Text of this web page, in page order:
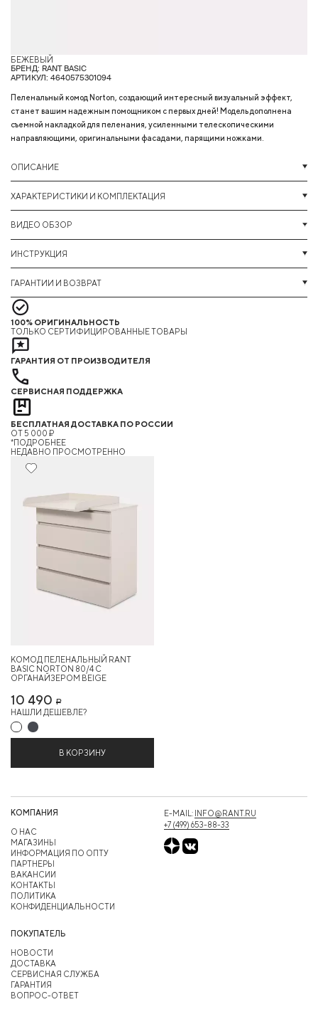
БЕЖЕВЫЙ
БРЕНД: RANT BASIC
АРТИКУЛ: 4640575301094
Пеленальный комод Norton, создающий интересный визуальный эффект,
станет вашим надежным помощником с первых дней! Модель дополнена
съемной накладкой для пеленания, усиленными телескопическими
направляющими, оригинальными фасадами, парящими ножками.
ОПИСАНИЕ
ХАРАКТЕРИСТИКИ И КОМПЛЕКТАЦИЯ
ВИДЕО ОБЗОР
ИНСТРУКЦИЯ
ГАРАНТИИ И ВОЗВРАТ
100% ОРИГИНАЛЬНОСТЬ
ТОЛЬКО СЕРТИФИЦИРОВАННЫЕ ТОВАРЫ
ГАРАНТИЯ ОТ ПРОИЗВОДИТЕЛЯ
СЕРВИСНАЯ ПОДДЕРЖКА
БЕСПЛАТНАЯ ДОСТАВКА ПО РОССИИ
ОТ 5 000 ₽
*ПОДРОБНЕЕ
НЕДАВНО ПРОСМОТРЕННО
КОМОД ПЕЛЕНАЛЬНЫЙ RANT
BASIC NORTON 80/4 С
ОРГАНАЙЗЕРОМ BEIGE
10 490 Р
НАШЛИ ДЕШЕВЛЕ?
В КОРЗИНУ
КОМПАНИЯ
О НАС
МАГАЗИНЫ
ИНФОРМАЦИЯ ПО ОПТУ
ПАРТНЕРЫ
ВАКАНСИИ
КОНТАКТЫ
ПОЛИТИКА
КОНФИДЕНЦИАЛЬНОСТИ
ПОКУПАТЕЛЬ
НОВОСТИ
ДОСТАВКА
СЕРВИСНАЯ СЛУЖБА
ГАРАНТИЯ
ВОПРОС-ОТВЕТ
E-MAIL: INFO@RANT.RU
+7 (499) 653-88-33